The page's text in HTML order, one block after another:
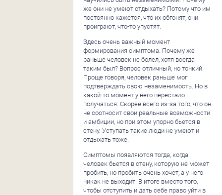
же они не умеют отдыхать? Потому что им
постоянно кажется, что их обгонят, они
проиграют, что-то упустят.
Здесь очень важный момент
формирования симптома. Почему же
раньше человек не болел, хотя всегда
таким был? Вопрос отличный, но тонкий.
Проще говоря, человек раньше мог
подтверждать свою незаменимость. Но в
какой-то момент у него перестало
получаться. Скорее всего из-за того, что он
не соотносит свои реальные возможности
и амбиции, но при этом упорно бьется в
стену. Уступать такие люди не умеют и
отдыхать тоже.
Симптомы появляются тогда, когда
человек бьется в стену, которую не может
пробить, но пробить очень хочет, а у него
никак не выходит. В итоге вместо того,
чтобы отступить и дать себе право уйти в